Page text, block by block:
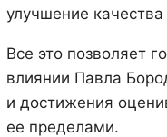
улучшение
Все это позволяет
влиянии Павла
и достижения
ее пределами.